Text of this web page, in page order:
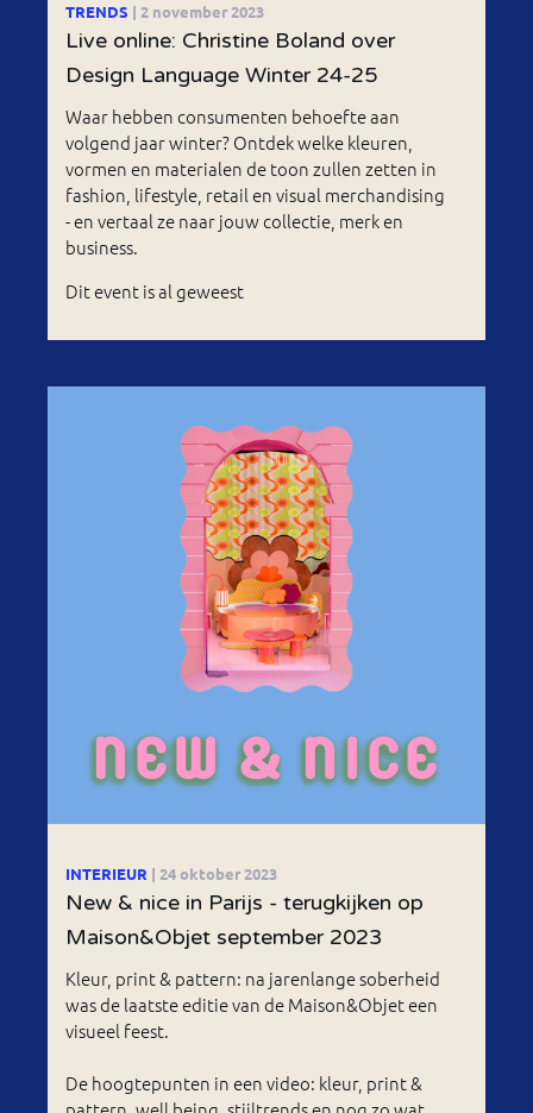
TRENDS | 2 november 2023
Live online: Christine Boland over
Design Language Winter 24-25
Waar hebben consumenten behoefte aan
volgend jaar winter? Ontdek welke kleuren,
vormen en materialen de toon zullen zetten in
fashion, lifestyle, retail en visual merchandising
- en vertaal ze naar jouw collectie, merk en
business.
Dit event is al geweest
INTERIEUR | 24 oktober 2023
New & nice in Parijs - terugkijken op
Maison&Objet september 2023
Kleur, print & pattern: na jarenlange soberheid
was de laatste editie van de Maison&Objet een
visueel feest.
De hoogtepunten in een video: kleur, print &